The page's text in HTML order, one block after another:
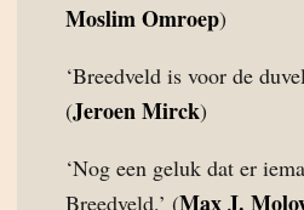
Moslim Omroep)
‘Breedveld is voor de
(Jeroen Mirck)
‘Nog een geluk dat er
Breedveld.’ (Max J.